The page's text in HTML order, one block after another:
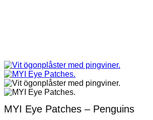
MYI Eye Patches – Penguins